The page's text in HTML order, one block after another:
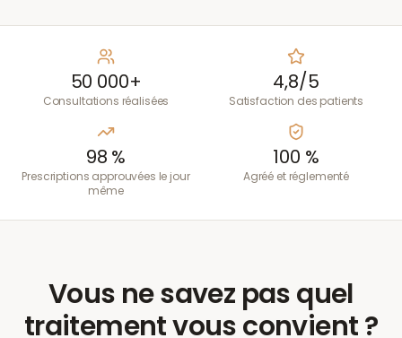
50 000+
Consultations réalisées
4,8/5
Satisfaction des patients
98 %
Prescriptions approuvées le jour
même
100 %
Agréé et réglementé
Vous ne savez pas quel
traitement vous convient ?